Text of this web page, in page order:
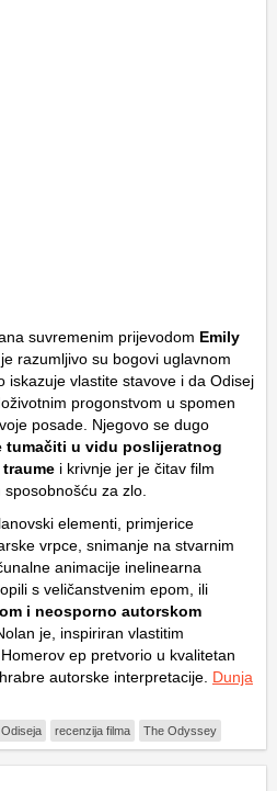
suvremenim prijevodom Emily
razumljivo su bogovi uglavnom
iskazuje vlastite stavove i da Odisej
progonstvom u spomen
posade. Njegovo se dugo
tumačiti u vidu poslijeratnog
i krivnje jer je čitav film
za zlo.
elementi, primjerice
vrpce, snimanje na stvarnim
animacije inelinearna
s veličanstvenim epom, ili
i neosporno autorskom
je, inspiriran vlastitim
ep pretvorio u kvalitetan
autorske interpretacije. Dunja
Odiseja recenzija filma The Odyssey